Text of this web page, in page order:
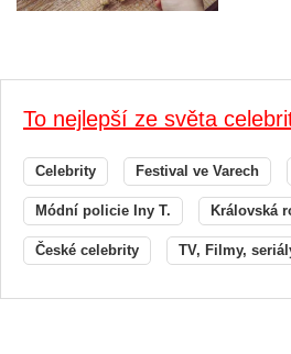
To nejlepší ze světa
Celebrity Festival ve Varech
Módní policie Iny T. Královská
České celebrity TV, Filmy,